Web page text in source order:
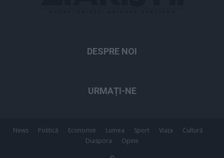
DESPRE NOI
URMAȚI-NE
News Politică Economie Lumea Sport Viața
Cultură
Diaspora
Opinii